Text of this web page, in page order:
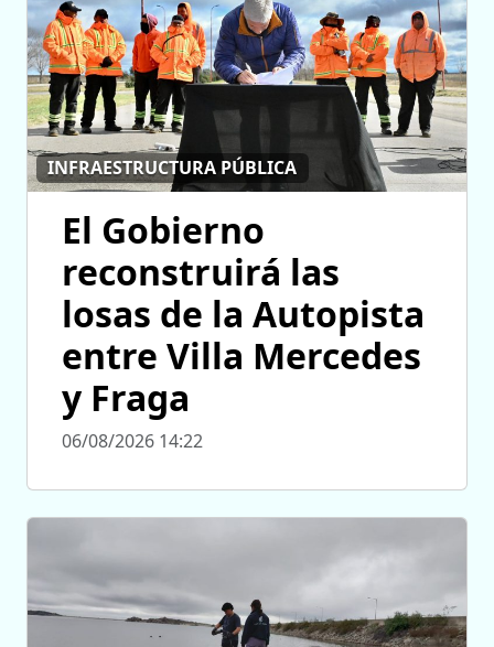
INFRAESTRUCTURA PÚBLICA
El Gobierno
reconstruirá las
losas de la Autopista
entre Villa Mercedes
y Fraga
06/08/2026 14:22